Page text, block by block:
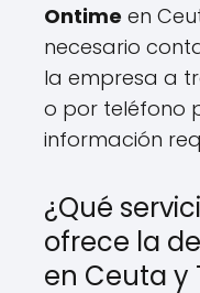
Ontime en
necesario
la empresa a
o por teléfono
información
¿Qué
ofrece la
en Ceuta y